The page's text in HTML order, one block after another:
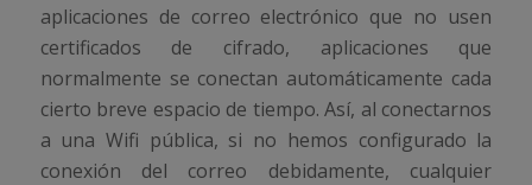
aplicaciones de correo electrónico que no usen
certificados de cifrado, aplicaciones que
normalmente se conectan automáticamente cada
cierto breve espacio de tiempo. Así, al conectarnos
a una Wifi pública, si no hemos configurado la
conexión del correo debidamente, cualquier